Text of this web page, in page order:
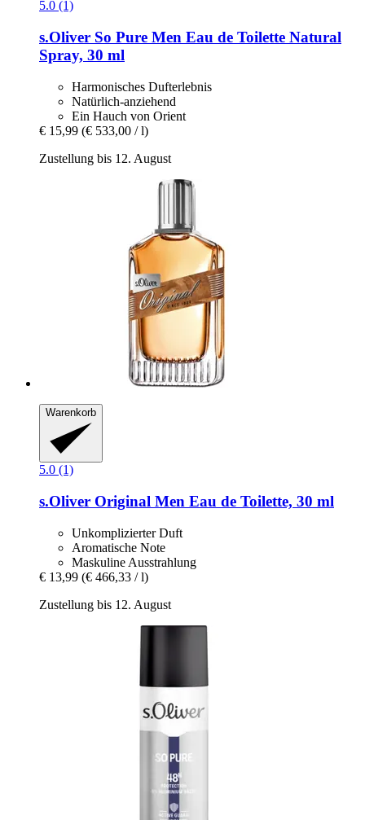
5.0 (1)
s.Oliver So Pure Men Eau de Toilette Natural
Spray, 30 ml
Harmonisches Dufterlebnis
Natürlich-anziehend
Ein Hauch von Orient
€ 15,99 (€ 533,00 / l)
Zustellung bis 12. August
Warenkorb
5.0 (1)
s.Oliver Original Men Eau de Toilette, 30 ml
Unkomplizierter Duft
Aromatische Note
Maskuline Ausstrahlung
€ 13,99 (€ 466,33 / l)
Zustellung bis 12. August